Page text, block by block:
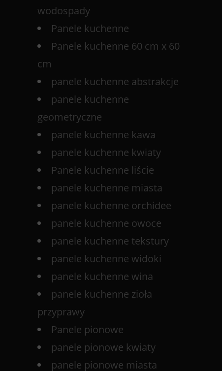
wodospady
Panele kuchenne
Panele kuchenne 60 cm x 60
cm
panele kuchenne abstrakcje
panele kuchenne
geometryczne
panele kuchenne kawa
panele kuchenne kwiaty
Panele kuchenne liście
panele kuchenne miasta
panele kuchenne orchidee
panele kuchenne owoce
panele kuchenne tekstury
panele kuchenne widoki
panele kuchenne wina
panele kuchenne zioła
przyprawy
Panele pionowe
panele pionowe kwiaty
panele pionowe miasta